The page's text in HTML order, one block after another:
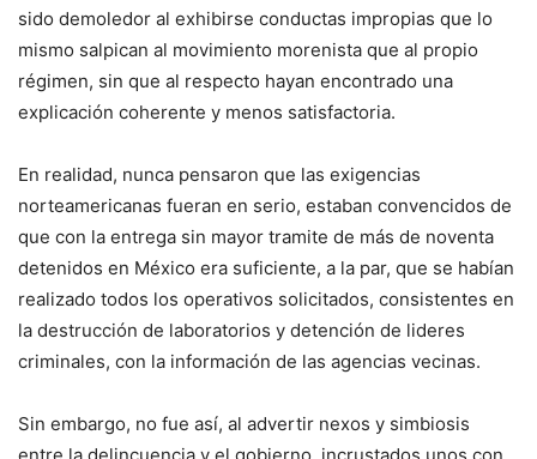
sido demoledor al exhibirse conductas impropias que lo
mismo salpican al movimiento morenista que al propio
régimen, sin que al respecto hayan encontrado una
explicación coherente y menos satisfactoria.
En realidad, nunca pensaron que las exigencias
norteamericanas fueran en serio, estaban convencidos de
que con la entrega sin mayor tramite de más de noventa
detenidos en México era suficiente, a la par, que se habían
realizado todos los operativos solicitados, consistentes en
la destrucción de laboratorios y detención de lideres
criminales, con la información de las agencias vecinas.
Sin embargo, no fue así, al advertir nexos y simbiosis